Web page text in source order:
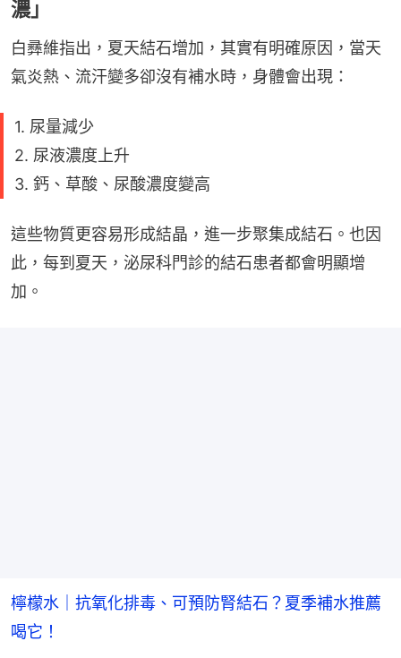
濃」
白彞維指出，夏天結石增加，其實有明確原因，當天
氣炎熱、流汗變多卻沒有補水時，身體會出現：
1. 尿量減少
2. 尿液濃度上升
3. 鈣、草酸、尿酸濃度變高
這些物質更容易形成結晶，進一步聚集成結石。也因
此，每到夏天，泌尿科門診的結石患者都會明顯增
加。
檸檬水｜抗氧化排毒、可預防腎結石？夏季補水推薦
喝它！